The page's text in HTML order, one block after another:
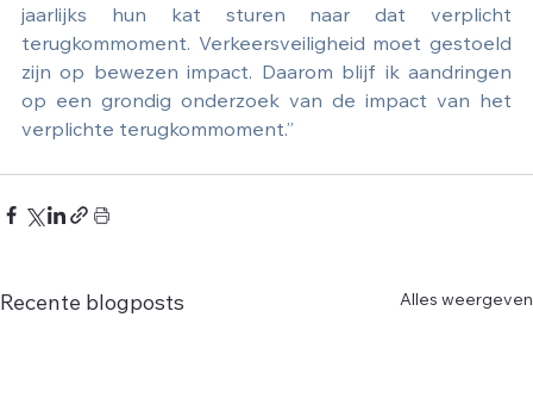
jaarlijks hun kat sturen naar dat verplicht
terugkommoment. Verkeersveiligheid moet gestoeld
zijn op bewezen impact. Daarom blijf ik aandringen
op een grondig onderzoek van de impact van het
verplichte terugkommoment.”
Recente blogposts Alles weergeven